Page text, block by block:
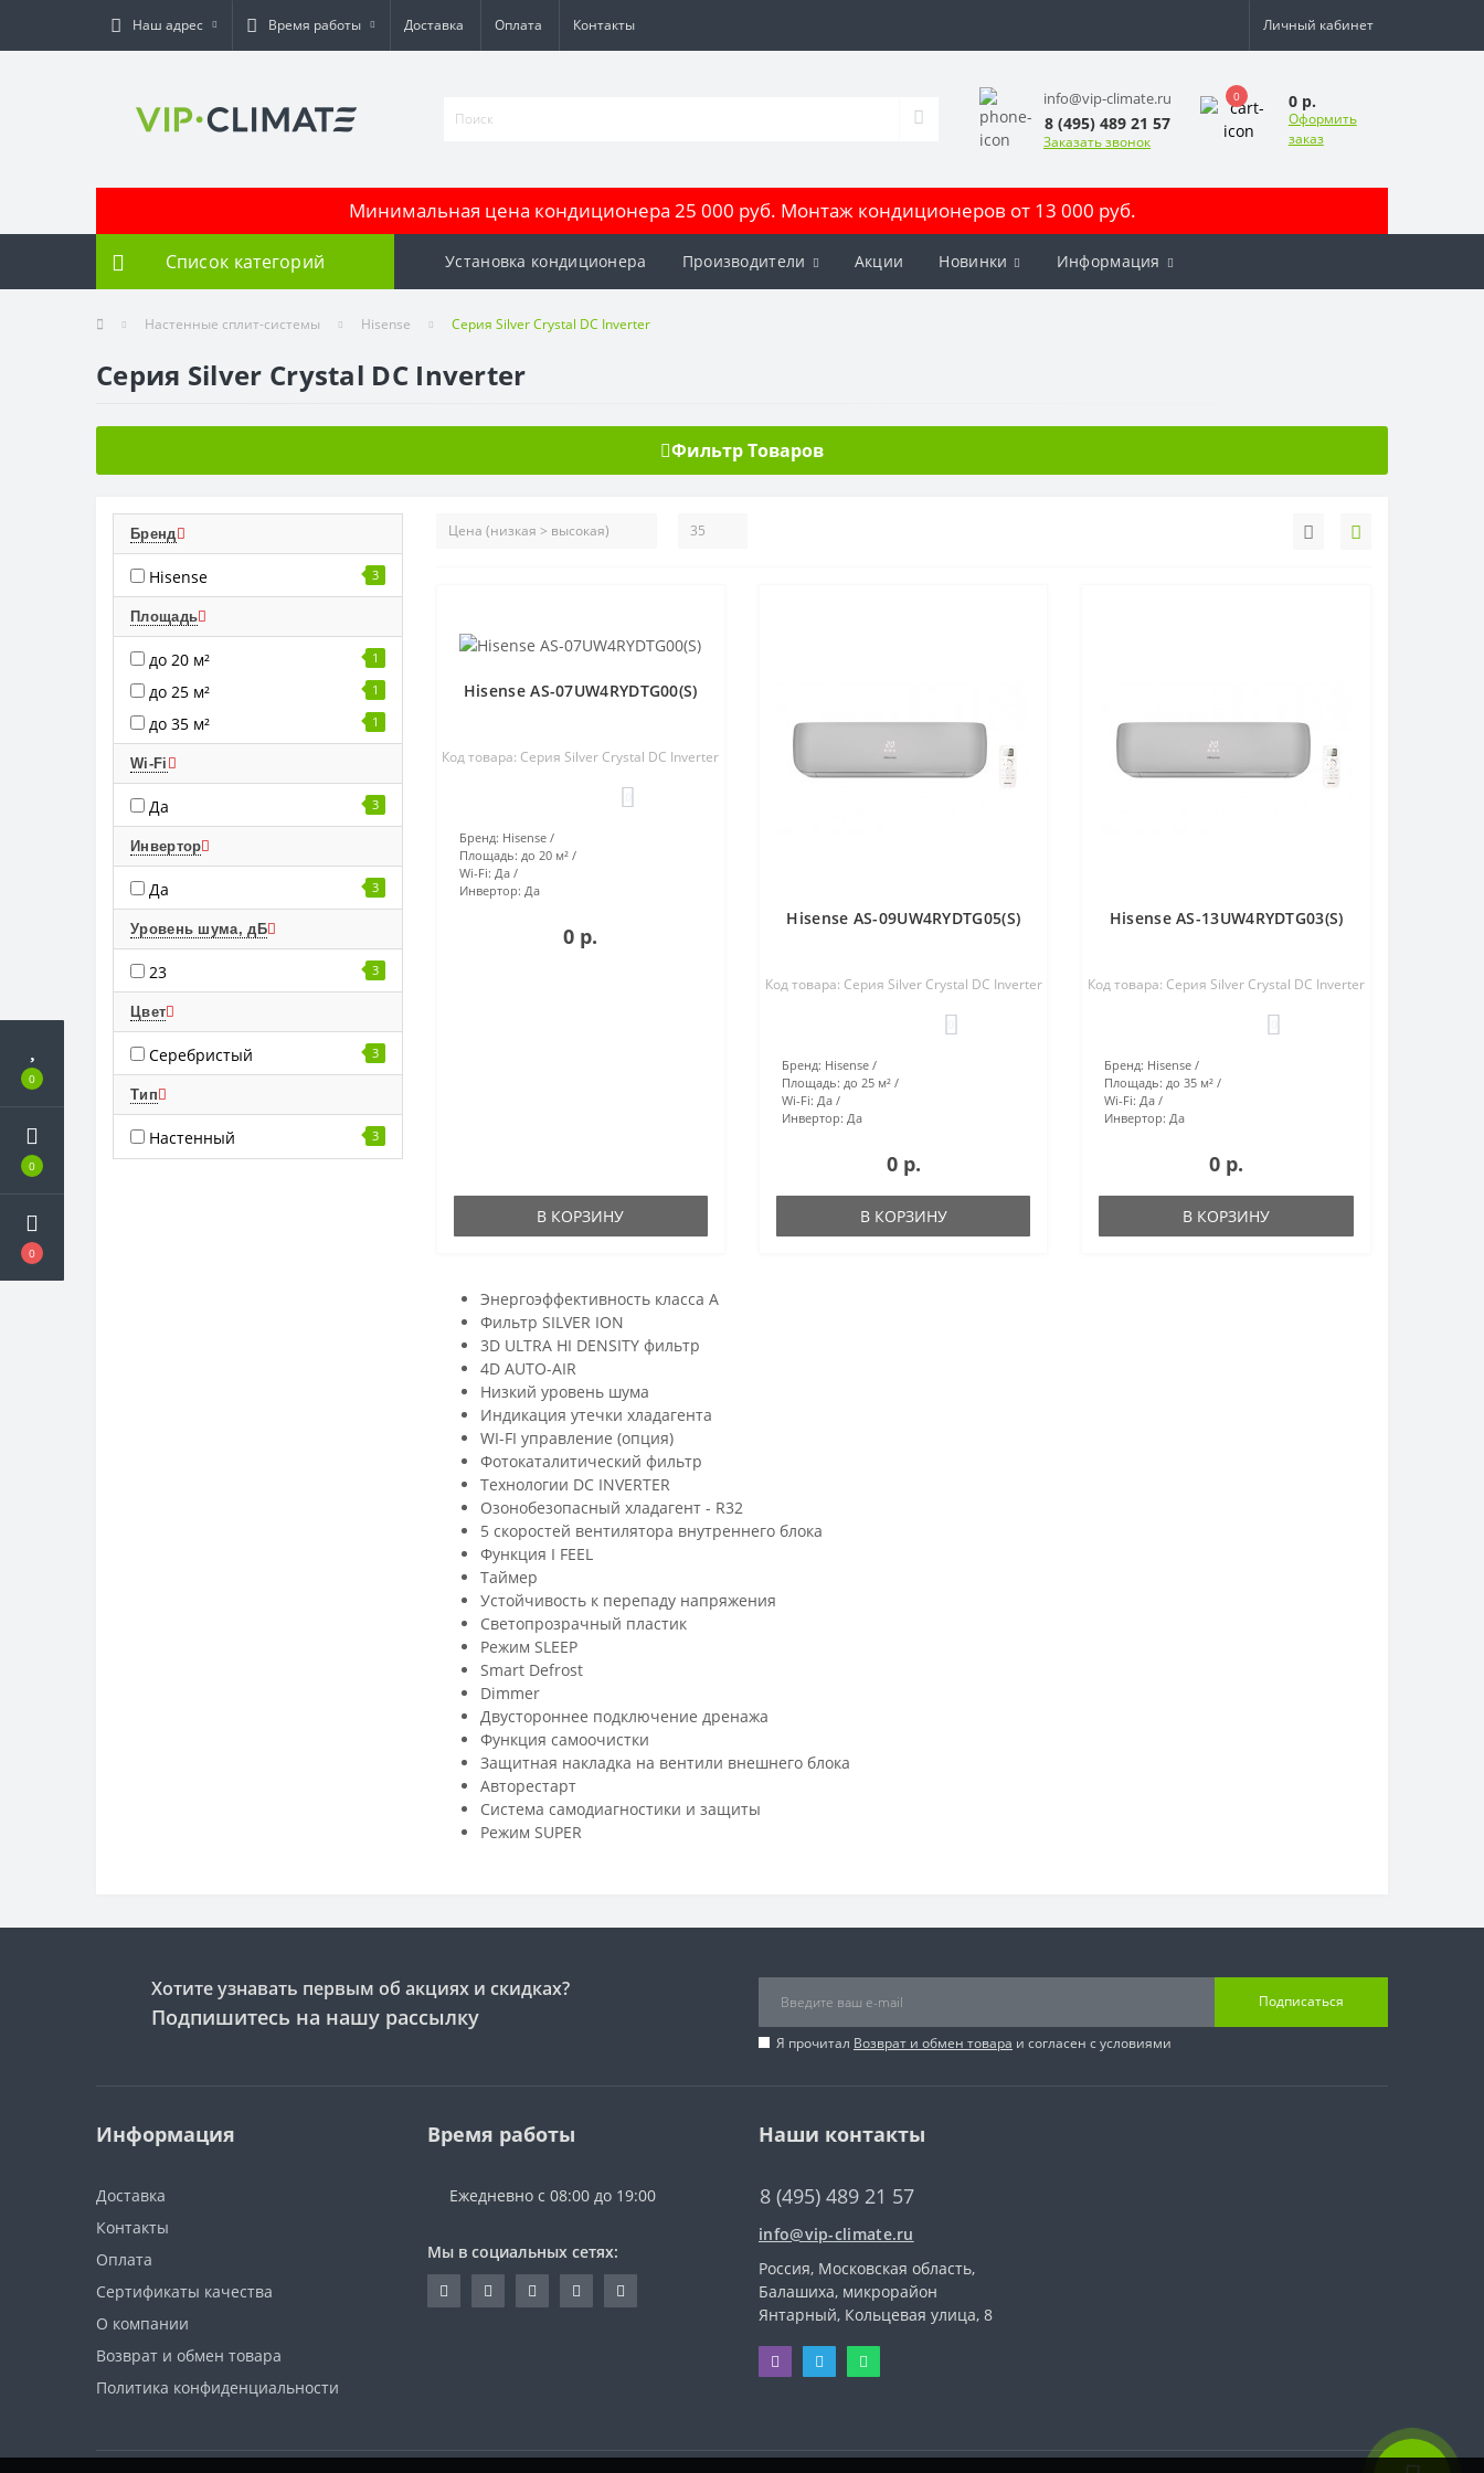
0
0
0
Наш адрес Время работы Доставка Оплата Контакты Личный кабинет
info@vip-climate.ru
8 (495) 489 21 57
Заказать звонок
0 0 р.
Оформить
заказ
Минимальная цена кондиционера 25 000 руб. Монтаж кондиционеров от 13 000 руб.
Список категорий Установка кондиционера Производители Акции Новинки Информация
Настенные сплит-системы Hisense Серия Silver Crystal DC Inverter
Серия Silver Crystal DC Inverter
Фильтр Товаров
Бренд
Hisense 3
Площадь
до 20 м² 1
до 25 м² 1
до 35 м² 1
Wi-Fi
Да 3
Инвертор
Да 3
Уровень шума, дБ
23 3
Цвет
Серебристый 3
Тип
Настенный 3
Hisense AS-07UW4RYDTG00(S)
Код товара: Серия Silver Crystal DC Inverter
Бренд: Hisense
Площадь: до 20 м²
Wi-Fi: Да
Инвертор: Да
0 р.
В КОРЗИНУ
Hisense AS-09UW4RYDTG05(S)
Код товара: Серия Silver Crystal DC Inverter
Бренд: Hisense
Площадь: до 25 м²
Wi-Fi: Да
Инвертор: Да
0 р.
В КОРЗИНУ
Hisense AS-13UW4RYDTG03(S)
Код товара: Серия Silver Crystal DC Inverter
Бренд: Hisense
Площадь: до 35 м²
Wi-Fi: Да
Инвертор: Да
0 р.
В КОРЗИНУ
Энергоэффективность класса А
Фильтр SILVER ION
3D ULTRA HI DENSITY фильтр
4D AUTO-AIR
Низкий уровень шума
Индикация утечки хладагента
WI-FI управление (опция)
Фотокаталитический фильтр
Технологии DC INVERTER
Озонобезопасный хладагент - R32
5 скоростей вентилятора внутреннего блока
Функция I FEEL
Таймер
Устойчивость к перепаду напряжения
Светопрозрачный пластик
Режим SLEEP
Smart Defrost
Dimmer
Двустороннее подключение дренажа
Функция самоочистки
Защитная накладка на вентили внешнего блока
Авторестарт
Система самодиагностики и защиты
Режим SUPER
Хотите узнавать первым об акциях и скидках?
Подпишитесь на нашу рассылку
Подписаться
Я прочитал Возврат и обмен товара и согласен с условиями
Информация
Доставка
Контакты
Оплата
Сертификаты качества
О компании
Возврат и обмен товара
Политика конфиденциальности
Время работы
Ежедневно с 08:00 до 19:00
Мы в социальных сетях:
Наши контакты
8 (495) 489 21 57
info@vip-climate.ru
Россия, Московская область,
Балашиха, микрорайон
Янтарный, Кольцевая улица, 8